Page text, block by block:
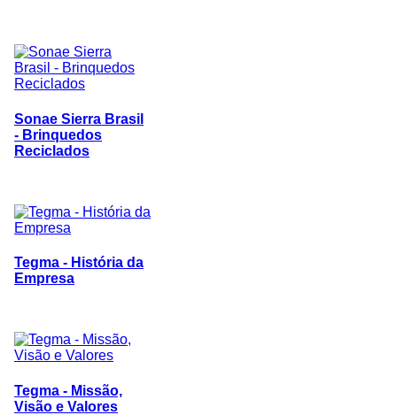
Sonae Sierra Brasil
- Brinquedos
Reciclados
Tegma - História da
Empresa
Tegma - Missão,
Visão e Valores